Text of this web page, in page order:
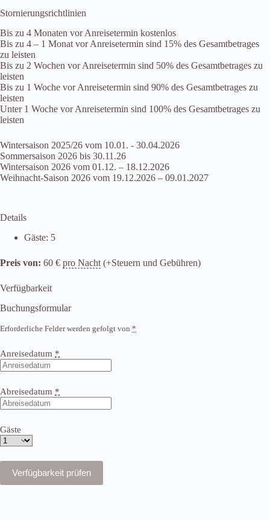
Stornierungsrichtlinien
Bis zu 4 Monaten vor Anreisetermin kostenlos
Bis zu 4 – 1 Monat vor Anreisetermin sind 15% des Gesamtbetrages
zu leisten
Bis zu 2 Wochen vor Anreisetermin sind 50% des Gesamtbetrages zu
leisten
Bis zu 1 Woche vor Anreisetermin sind 90% des Gesamtbetrages zu
leisten
Unter 1 Woche vor Anreisetermin sind 100% des Gesamtbetrages zu
leisten
Wintersaison 2025/26 vom 10.01. - 30.04.2026
Sommersaison 2026 bis 30.11.26
Wintersaison 2026 vom 01.12. – 18.12.2026
Weihnacht-Saison 2026 vom 19.12.2026 – 09.01.2027
Details
Gäste: 5
Preis von: 60 € pro Nacht (+Steuern und Gebühren)
Verfügbarkeit
Buchungsformular
Erforderliche Felder werden gefolgt von *
Anreisedatum *
Abreisedatum *
Gäste